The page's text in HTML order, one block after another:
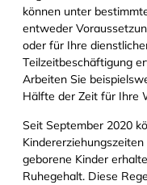
können unter
entweder
oder für Ihre
Teilzeitbeschäftigung
Arbeiten Sie
Hälfte der Zeit für Ihre
Seit September 2020
geborene Kinder
Ruhegehalt. Diese